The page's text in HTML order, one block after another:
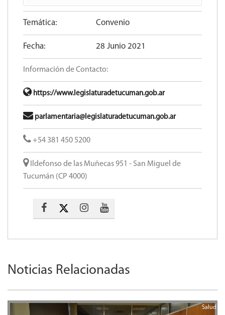
Temática: Convenio
Fecha: 28 Junio 2021
Información de Contacto:
https://www.legislaturadetucuman.gob.ar
parlamentaria@legislaturadetucuman.gob.ar
+54 381 450 5200
Ildefonso de las Muñecas 951 - San Miguel de
Tucumán (CP 4000)
Noticias Relacionadas
Salud